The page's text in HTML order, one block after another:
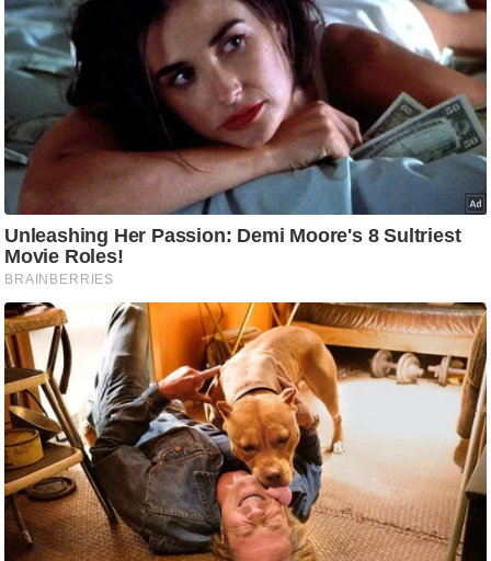
ली
वु
ड
ली
वु
ड
फि
ल्म
स
मी
क्षा
B
r
e
a
k
n